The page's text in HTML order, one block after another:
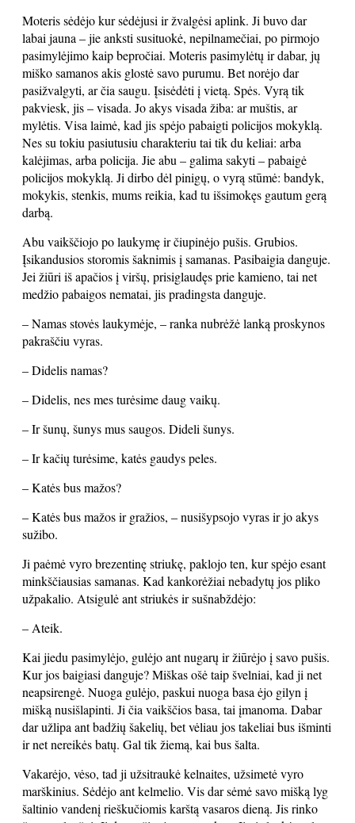
Moteris sėdėjo kur sėdėjusi ir žvalgėsi aplink. Ji buvo dar
labai jauna – jie anksti susituokė, nepilnamečiai, po pirmojo
pasimylėjimo kaip bepročiai. Moteris pasimylėtų ir dabar, jų
miško samanos akis glostė savo purumu. Bet norėjo dar
pasižvalgyti, ar čia saugu. Įsisėdėti į vietą. Spės. Vyrą tik
pakviesk, jis – visada. Jo akys visada žiba: ar muštis, ar
mylėtis. Visa laimė, kad jis spėjo pabaigti policijos mokyklą.
Nes su tokiu pasiutusiu charakteriu tai tik du keliai: arba
kalėjimas, arba policija. Jie abu – galima sakyti – pabaigė
policijos mokyklą. Ji dirbo dėl pinigų, o vyrą stūmė: bandyk,
mokykis, stenkis, mums reikia, kad tu išsimokęs gautum gerą
darbą.
Abu vaikščiojo po laukymę ir čiupinėjo pušis. Grubios.
Įsikandusios storomis šaknimis į samanas. Pasibaigia danguje.
Jei žiūri iš apačios į viršų, prisiglaudęs prie kamieno, tai net
medžio pabaigos nematai, jis pradingsta danguje.
– Namas stovės laukymėje, – ranka nubrėžė lanką proskynos
pakraščiu vyras.
– Didelis namas?
– Didelis, nes mes turėsime daug vaikų.
– Ir šunų, šunys mus saugos. Dideli šunys.
– Ir kačių turėsime, katės gaudys peles.
– Katės bus mažos?
– Katės bus mažos ir gražios, – nusišypsojo vyras ir jo akys
sužibo.
Ji paėmė vyro brezentinę striukę, paklojo ten, kur spėjo esant
minkščiausias samanas. Kad kankorėžiai nebadytų jos pliko
užpakalio. Atsigulė ant striukės ir sušnabždėjo:
– Ateik.
Kai jiedu pasimylėjo, gulėjo ant nugarų ir žiūrėjo į savo pušis.
Kur jos baigiasi danguje? Miškas ošė taip švelniai, kad ji net
neapsirengė. Nuoga gulėjo, paskui nuoga basa ėjo gilyn į
mišką nusišlapinti. Ji čia vaikščios basa, tai įmanoma. Dabar
dar užlipa ant badžių šakelių, bet vėliau jos takeliai bus išminti
ir net nereikės batų. Gal tik žiemą, kai bus šalta.
Vakarėjo, vėso, tad ji užsitraukė kelnaites, užsimetė vyro
marškinius. Sėdėjo ant kelmelio. Vis dar sėmė savo mišką lyg
šaltinio vandenį rieškučiomis karštą vasaros dieną. Jis rinko